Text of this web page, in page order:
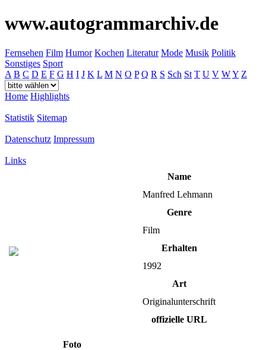
www.autogrammarchiv.de
Fernsehen Film Humor Kochen Literatur Mode Musik Politik
Sonstiges Sport
A B C D E F G H I J K L M N O P Q R S Sch St T U V WY Z
Home Highlights
Statistik Sitemap
Datenschutz Impressum
Links
Name
Manfred Lehmann
Genre
Film
Erhalten
1992
Art
Originalunterschrift
offizielle URL
Foto